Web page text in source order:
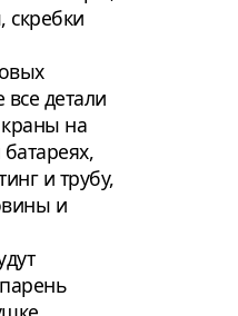
скребки
все детали
на
и трубу,
и